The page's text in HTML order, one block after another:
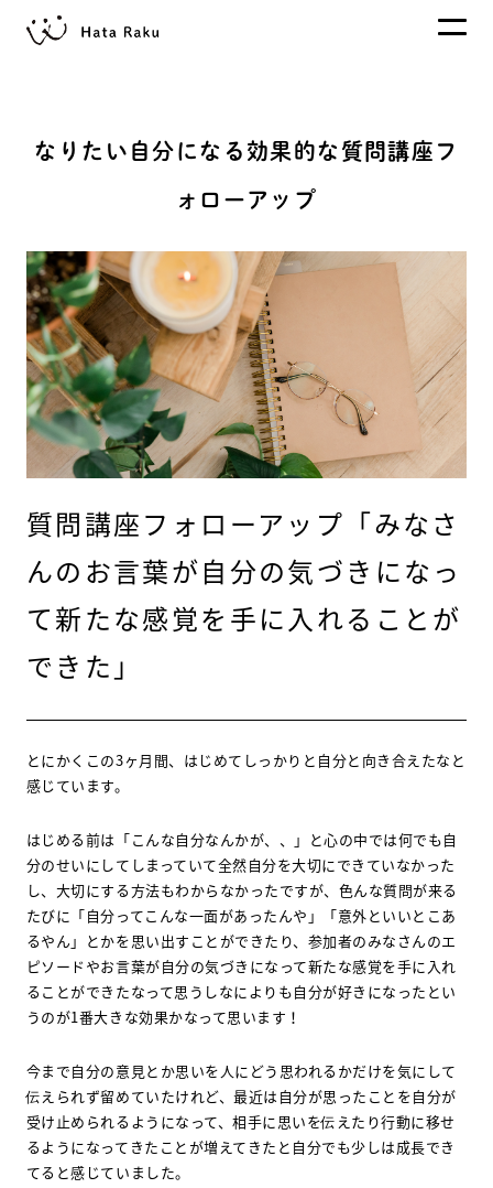
なりたい自分になる効果的な質問講座フ
ォローアップ
質問講座フォローアップ「みなさ
んのお言葉が自分の気づきになっ
て新たな感覚を手に入れることが
できた」
とにかくこの3ヶ月間、はじめてしっかりと自分と向き合えたなと
感じています。
はじめる前は「こんな自分なんかが、、」と心の中では何でも自
分のせいにしてしまっていて全然自分を大切にできていなかった
し、大切にする方法もわからなかったですが、色んな質問が来る
たびに「自分ってこんな一面があったんや」「意外といいとこあ
るやん」とかを思い出すことができたり、参加者のみなさんのエ
ピソードやお言葉が自分の気づきになって新たな感覚を手に入れ
ることができたなって思うしなによりも自分が好きになったとい
うのが1番大きな効果かなって思います！
今まで自分の意見とか思いを人にどう思われるかだけを気にして
伝えられず留めていたけれど、最近は自分が思ったことを自分が
受け止められるようになって、相手に思いを伝えたり行動に移せ
るようになってきたことが増えてきたと自分でも少しは成長でき
てると感じていました。